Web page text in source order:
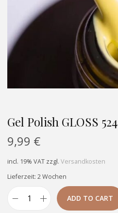
Gel Polish GLOSS 524
9,99 €
incl. 19% VAT zzgl. Versandkosten
Lieferzeit: 2 Wochen
ADD TO CART